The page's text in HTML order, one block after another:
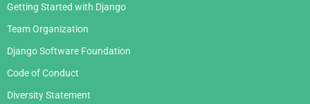
Getting Started with Django
Team Organization
Django Software Foundation
Code of Conduct
Diversity Statement